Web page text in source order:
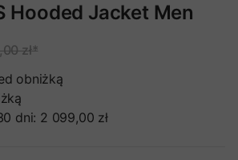
Hooded Jacket Men
zł*
obniżką
dni: 2 099,00 zł